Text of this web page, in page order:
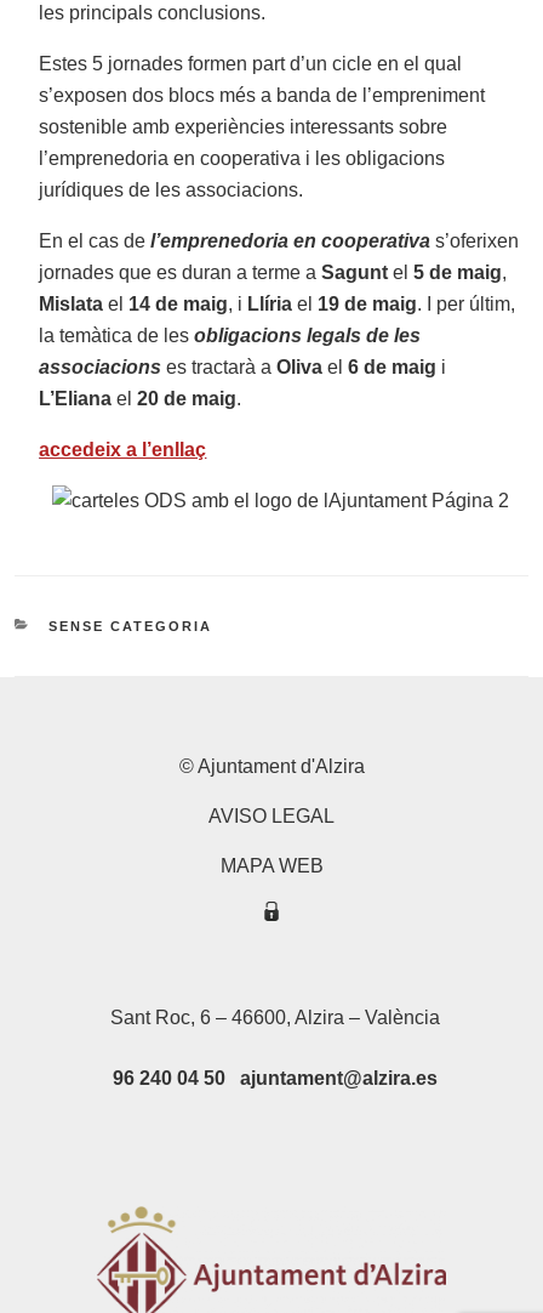
les principals conclusions.
Estes 5 jornades formen part d’un cicle en el qual
s’exposen dos blocs més a banda de l’empreniment
sostenible amb experiències interessants sobre
l’emprenedoria en cooperativa i les obligacions
jurídiques de les associacions.
En el cas de l’emprenedoria en cooperativa s’oferixen
jornades que es duran a terme aSagunt el5 de maig,
Mislata el 14 de maig, i Llíria el 19 de maig. I per últim,
la temàtica de lesobligacions legals de les
associacions es tractarà a Oliva el6 de maig i
L’Eliana el20 de maig.
accedeix a l’enllaç
CATEGORIES
SENSE CATEGORIA
© Ajuntament d'Alzira
AVISO LEGAL
MAPA WEB
Sant Roc, 6 – 46600, Alzira – València
96 240 04 50 ajuntament@alzira.es